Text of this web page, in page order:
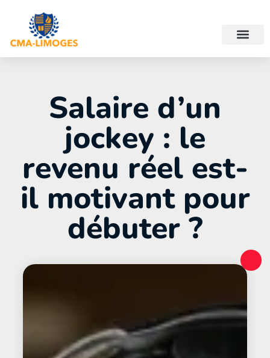
Salaire d’un
jockey : le
revenu réel est-
il motivant pour
débuter ?